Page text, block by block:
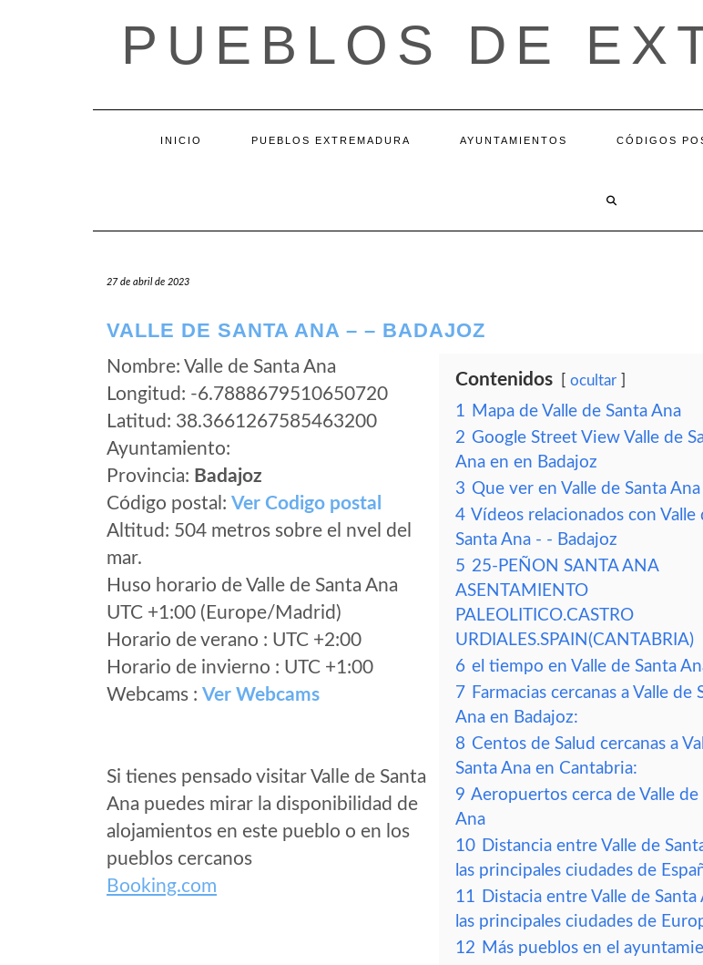
PUEBLOS DE
INICIO PUEBLOS EXTREMADURA AYUNTAMIENTOS CÓDIGOS
27 de abril de 2023
VALLE DE SANTA ANA – – BADAJOZ
Nombre: Valle de Santa Ana
Longitud: -6.7888679510650720
Latitud: 38.3661267585463200
Ayuntamiento:
Provincia: Badajoz
Código postal: Ver Codigo postal
Altitud: 504 metros sobre el nvel del
mar.
Huso horario de Valle de Santa Ana
UTC +1:00 (Europe/Madrid)
Horario de verano : UTC +2:00
Horario de invierno : UTC +1:00
Webcams : Ver Webcams
Si tienes pensado visitar Valle de Santa
Ana puedes mirar la disponibilidad de
alojamientos en este pueblo o en los
pueblos cercanos
Booking.com
Contenidos ocultar
1 Mapa de Valle de Santa Ana
2 Google Street View Valle de
Ana en en Badajoz
3 Que ver en Valle de Santa Ana
4 Vídeos relacionados con Valle
Santa Ana - - Badajoz
5 25-PEÑON SANTA ANA
ASENTAMIENTO
PALEOLITICO.CASTRO
URDIALES.SPAIN(CANTABRIA)
6 el tiempo en Valle de Santa
7 Farmacias cercanas a Valle de
Ana en Badajoz:
8 Centos de Salud cercanas a
Santa Ana en Cantabria:
9 Aeropuertos cerca de Valle de
Ana
10 Distancia entre Valle de
las principales ciudades de
11 Distacia entre Valle de Santa
las principales ciudades de
12 Más pueblos en el